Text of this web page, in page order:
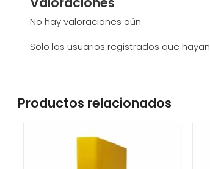
No hay valoraciones aún.
Solo los usuarios registrados que
Productos relacionados